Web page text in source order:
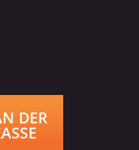
DER